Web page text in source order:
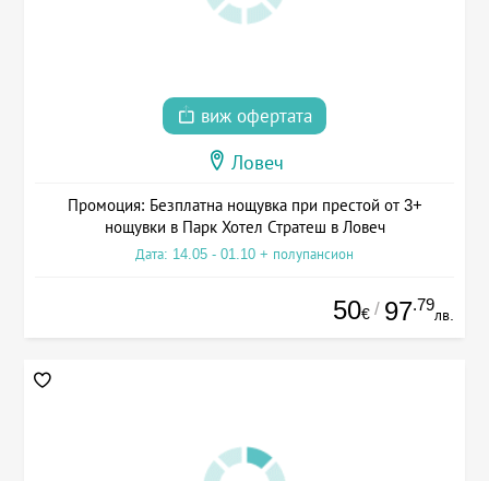
виж офертата
Ловеч
Промоция: Безплатна нощувка при престой от 3+
нощувки в Парк Хотел Стратеш в Ловеч
Дата: 14.05 - 01.10 + полупансион
50€ / 97.79
лв.